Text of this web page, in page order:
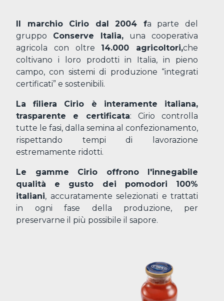
Il marchio Cirio dal 2004 fa parte del
gruppo Conserve Italia, una cooperativa
agricola con oltre 14.000 agricoltori,che
coltivano i loro prodotti in Italia, in pieno
campo, con sistemi di produzione “integrati
certificati” e sostenibili.
La filiera Cirio è interamente italiana,
trasparente e certificata: Cirio controlla
tutte le fasi, dalla semina al confezionamento,
rispettando tempi di lavorazione
estremamente ridotti.
Le gamme Cirio offrono l'innegabile
qualità e gusto dei pomodori 100%
italiani, accuratamente selezionati e trattati
in ogni fase della produzione, per
preservarne il più possibile il sapore.